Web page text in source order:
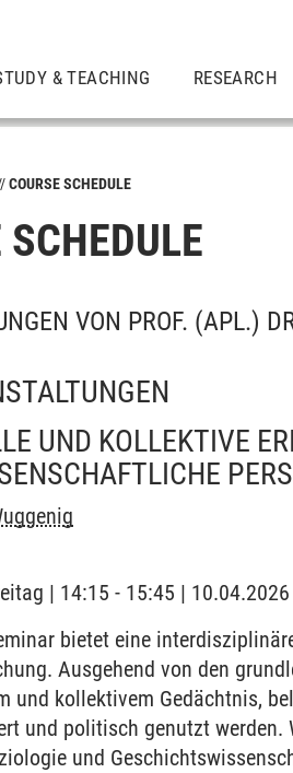
& TEACHING RESEARCH
COURSE SCHEDULE
SCHEDULE
VON PROF. (APL.)
UND KOLLEKTIVE
| 14:15 - 15:45 |
bietet eine
Ausgehend von den
und kollektivem Gedächtnis,
und politisch genutzt
und